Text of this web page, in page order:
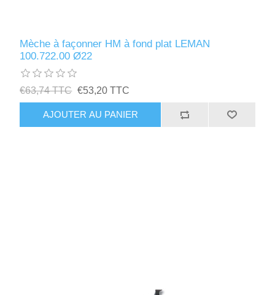
Mèche à façonner HM à fond plat LEMAN
100.722.00 Ø22
€63,74 TTC €53,20 TTC